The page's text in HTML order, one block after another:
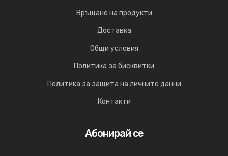
Връщане на продукти
Доставка
Общи условия
Политика за бисквитки
Политика за защита на личните данни
Контакти
Абонирай се